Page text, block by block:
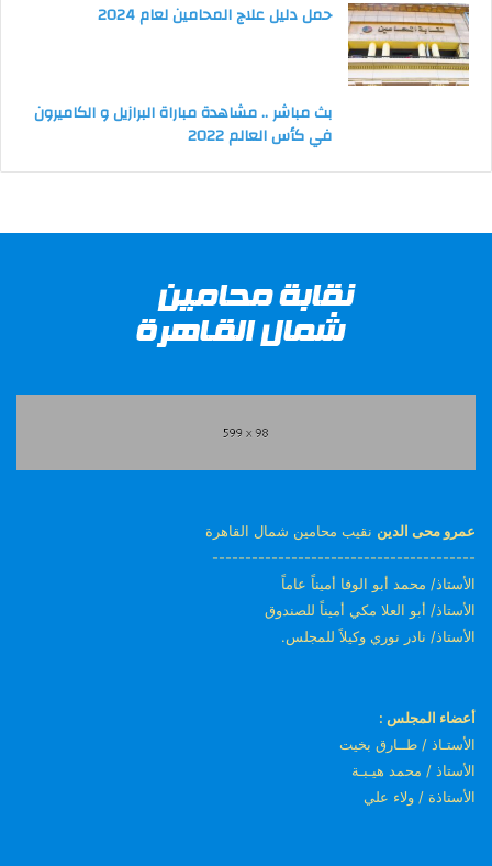
حمل دليل علاج المحامين لعام 2024
بث مباشر .. مشاهدة مباراة البرازيل و الكاميرون
في كأس العالم 2022
عمرو محى الدين نقيب محامين شمال القاهرة
----------------------------------------
الأستاذ/ محمد أبو الوفا أميناً عاماً
الأستاذ/ أبو العلا مكي أميناً للصندوق
الأستاذ/ نادر نوري وكيلاً للمجلس.
أعضاء المجلس :
الأستـاذ / طــارق بخيت
الأستاذ / محمد هيـبـة
الأستاذة / ولاء علي